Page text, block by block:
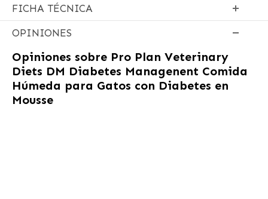
FICHA TÉCNICA
OPINIONES
Opiniones sobre Pro Plan Veterinary
Diets DM Diabetes Managenent Comida
Húmeda para Gatos con Diabetes en
Mousse